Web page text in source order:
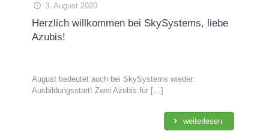
3. August 2020
Herzlich willkommen bei SkySystems, liebe
Azubis!
August bedeutet auch bei SkySystems wieder:
Ausbildungsstart! Zwei Azubis für […]
weiterlesen